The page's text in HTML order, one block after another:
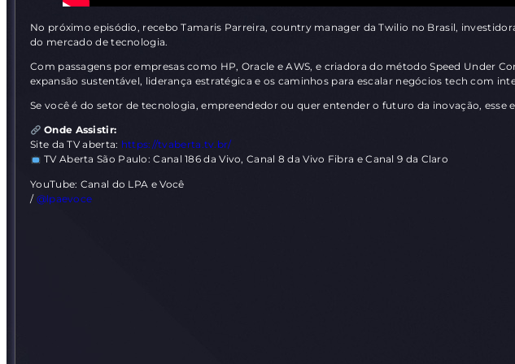
No próximo episódio, recebo Tamaris Parreira, country manager da Twilio no Brasil,
do mercado de tecnologia.
Com passagens por empresas como HP, Oracle e AWS, e criadora do método Speed Under
expansão sustentável, liderança estratégica e os caminhos para escalar negócios tech com
Se você é do setor de tecnologia, empreendedor ou quer entender o futuro da inovação, esse
Onde Assistir:
Site da TV aberta: https://tvaberta.tv.br/
TV Aberta São Paulo: Canal 186 da Vivo, Canal 8 da Vivo Fibra e Canal 9 da Claro
YouTube: Canal do LPA e Você
/ @lpaevoce